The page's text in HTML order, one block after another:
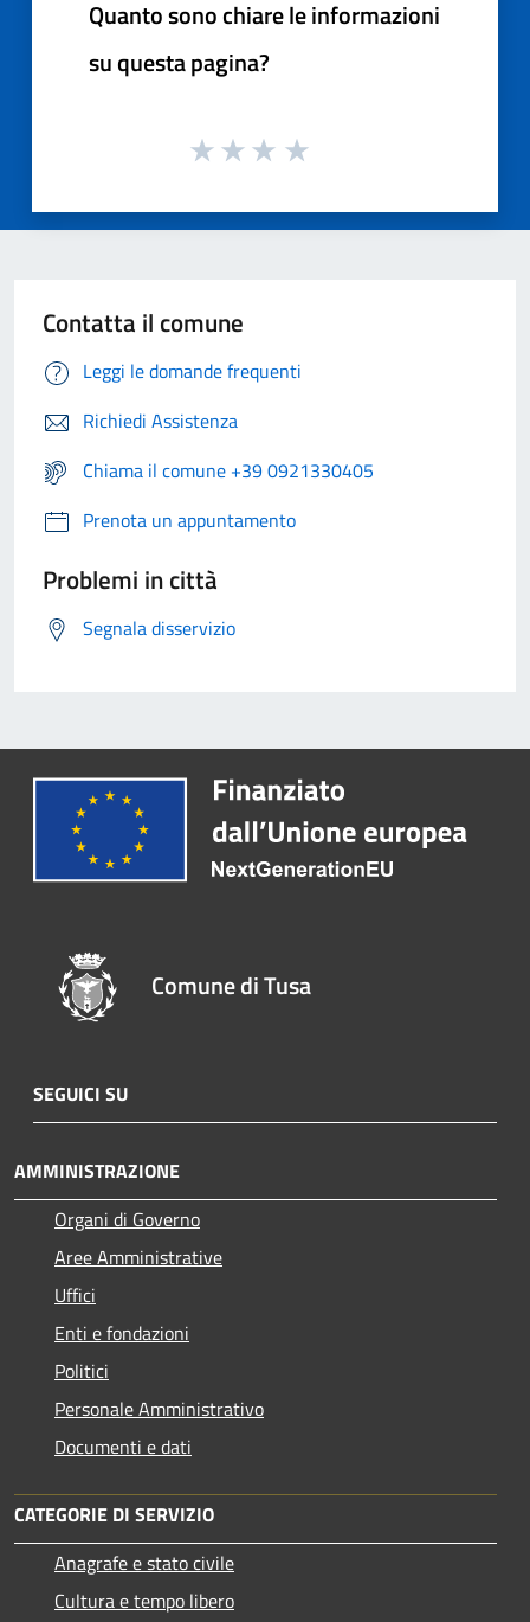
Quanto sono chiare le informazioni
su questa pagina?
Contatta il comune
Leggi le domande frequenti
Richiedi Assistenza
Chiama il comune +39 0921330405
Prenota un appuntamento
Problemi in città
Segnala disservizio
Comune di Tusa
SEGUICI SU
AMMINISTRAZIONE
Organi di Governo
Aree Amministrative
Uffici
Enti e fondazioni
Politici
Personale Amministrativo
Documenti e dati
CATEGORIE DI SERVIZIO
Anagrafe e stato civile
Cultura e tempo libero